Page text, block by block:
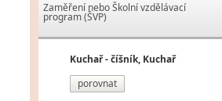
Zaměření nebo Školní vzdělávací
program (ŠVP)
Kuchař - číšník, Kuchař
porovnat